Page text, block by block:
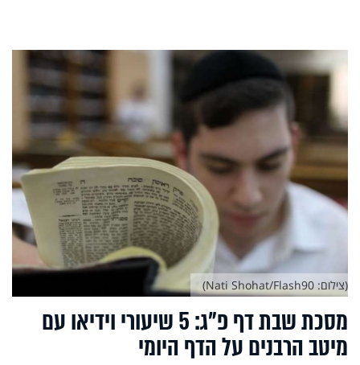
מסכת שבת דף פ"ג: 5 שיעורי וידיאו עם
מיטב הרבנים על הדף היומי
(צילום: Nati Shohat/Flash90)